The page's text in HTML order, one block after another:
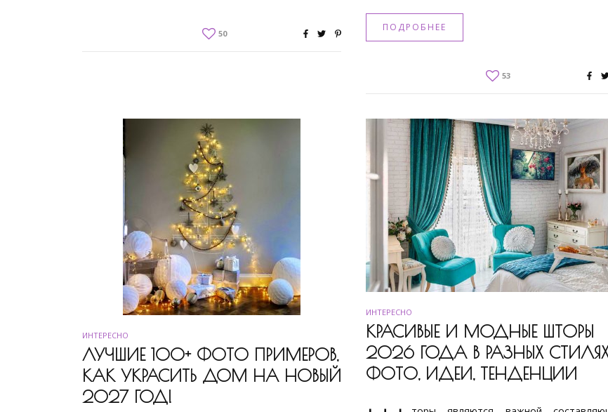
50
ПОДРОБНЕЕ
53
ИНТЕРЕСНО
ЛУЧШИЕ 100+ ФОТО ПРИМЕРОВ,
КАК УКРАСИТЬ ДОМ НА НОВЫЙ
2027 ГОД!
ИНТЕРЕСНО
КРАСИВЫЕ И МОДНЫЕ ШТОРЫ
2026 ГОДА В РАЗНЫХ
ФОТО, ИДЕИ, ТЕНДЕНЦИИ